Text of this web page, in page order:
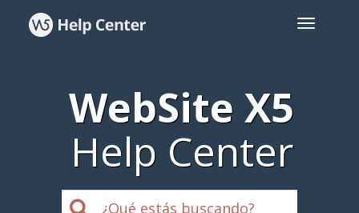
WebSite X5
Help Center